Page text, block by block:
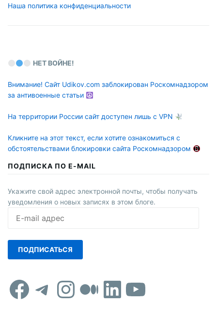
Наша политика конфиденциальности
НЕТ ВОЙНЕ!
Внимание! Сайт Udikov.com заблокирован Роскомнадзором
за антивоенные статьи
На территории России сайт доступен лишь с VPN
Кликните на этот текст, если хотите ознакомиться с
обстоятельствами блокировки сайта Роскомнадзором
ПОДПИСКА ПО E-MAIL
Укажите свой адрес электронной почты, чтобы получать
уведомления о новых записях в этом блоге.
mail
ПОДПИСАТЬСЯ
Facebook
Telegram
Instagram
Средний
LinkedIn